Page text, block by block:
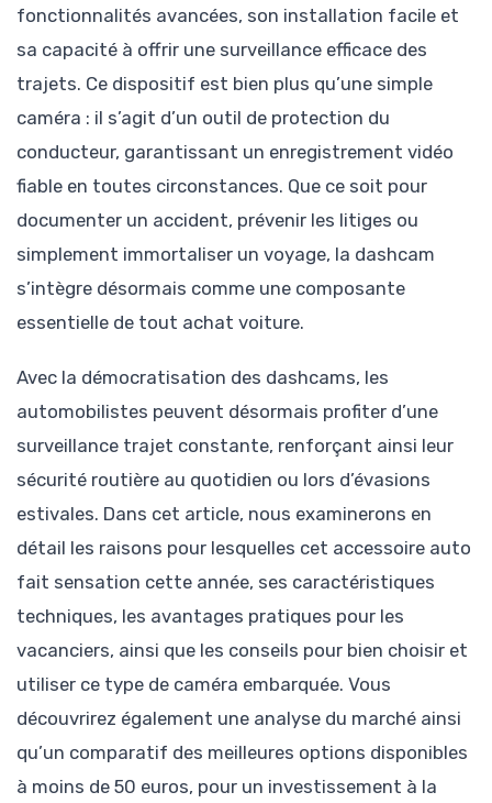
fonctionnalités avancées, son installation facile et
sa capacité à offrir une surveillance efficace des
trajets. Ce dispositif est bien plus qu’une simple
caméra : il s’agit d’un outil de protection du
conducteur, garantissant un enregistrement vidéo
fiable en toutes circonstances. Que ce soit pour
documenter un accident, prévenir les litiges ou
simplement immortaliser un voyage, la dashcam
s’intègre désormais comme une composante
essentielle de tout achat voiture.
Avec la démocratisation des dashcams, les
automobilistes peuvent désormais profiter d’une
surveillance trajet constante, renforçant ainsi leur
sécurité routière au quotidien ou lors d’évasions
estivales. Dans cet article, nous examinerons en
détail les raisons pour lesquelles cet accessoire auto
fait sensation cette année, ses caractéristiques
techniques, les avantages pratiques pour les
vacanciers, ainsi que les conseils pour bien choisir et
utiliser ce type de caméra embarquée. Vous
découvrirez également une analyse du marché ainsi
qu’un comparatif des meilleures options disponibles
à moins de 50 euros, pour un investissement à la